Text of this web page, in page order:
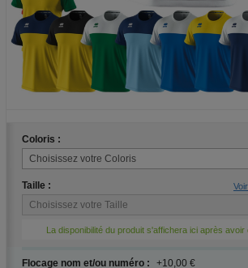
Coloris :
Taille :
La disponibilité du produit s'affichera ici après avoir
Flocage nom et/ou numéro : +10,00 €